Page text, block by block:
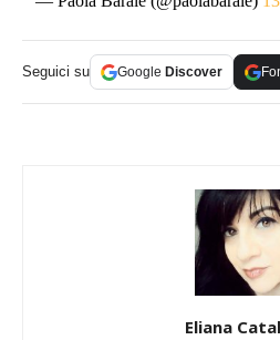
Seguici su Google Discover
Eliana